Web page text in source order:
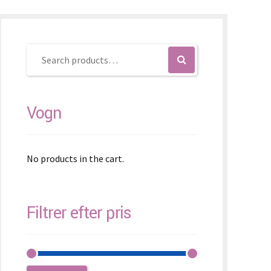
Vogn
No products in the cart.
Filtrer efter pris